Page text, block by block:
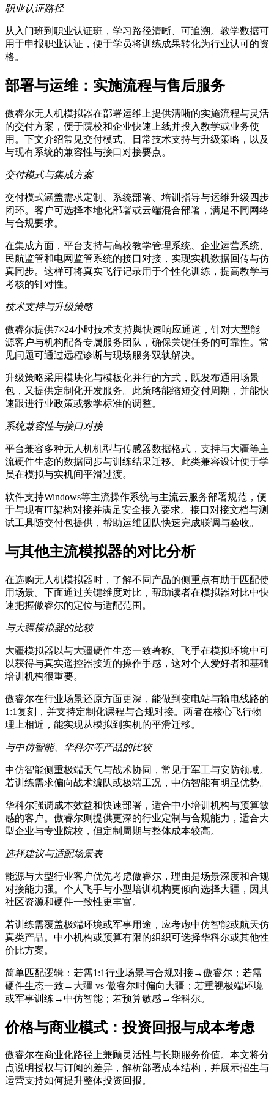
职业认证路径
从入门班到职业认证班，学习路径清晰、可追溯。教学数据可
用于申报职业认证，便于学员将训练成果转化为行业认可的资
格。
部署与运维：实施流程与售后服务
傲睿尔无人机模拟器在部署运维上提供清晰的实施流程与灵活
的交付方案，便于院校和企业快速上线并投入教学或业务使
用。下文介绍常见交付模式、日常技术支持与升级策略，以及
与现有系统的兼容性与接口对接要点。
交付模式与集成方案
交付模式涵盖需求定制、系统部署、培训指导与运维升级四步
闭环。客户可选择本地化部署或云端混合部署，满足不同网络
与合规要求。
在集成方面，平台支持与高校教学管理系统、企业运营系统、
民航监管和电网监管系统的接口对接，实现实机数据回传与仿
真同步。这样可将真实飞行记录用于个性化训练，提高教学与
考核的针对性。
技术支持与升级策略
傲睿尔提供7×24小时技术支持與快速响应通道，针对大型能
源客户与机构配备专属服务团队，确保关键任务的可靠性。常
见问题可通过远程诊断与现场服务双轨解决。
升级策略采用模块化与模板化并行的方式，既发布通用场景
包，又提供定制化开发服务。此策略能缩短交付周期，并能快
速跟进行业政策或教学标准的调整。
系统兼容性与接口对接
平台兼容多种无人机机型与传感器数据格式，支持与大疆等主
流硬件生态的数据同步与训练结果迁移。此类兼容设计便于学
员在模拟与实机间平滑过渡。
软件支持Windows等主流操作系统与主流云服务部署规范，便
于与现有IT架构对接并满足安全接入要求。接口对接文档与测
试工具随交付包提供，帮助运维团队快速完成联调与验收。
与其他主流模拟器的对比分析
在选购无人机模拟器时，了解不同产品的侧重点有助于匹配使
用场景。下面通过关键维度对比，帮助读者在模拟器对比中快
速把握傲睿尔的定位与适配范围。
与大疆模拟器的比较
大疆模拟器以与大疆硬件生态一致著称。飞手在模拟环境中可
以获得与真实遥控器接近的操作手感，这对个人爱好者和基础
培训机构很重要。
傲睿尔在行业场景还原方面更深，能做到变电站与输电线路的
1:1复刻，并支持定制化课程与合规对接。两者在核心飞行物
理上相近，能实现从模拟到实机的平滑迁移。
与中仿智能、华科尔等产品的比较
中仿智能侧重极端天气与战术协同，常见于军工与安防领域。
若训练需求偏向战术编队或极端工况，中仿智能有明显优势。
华科尔强调成本效益和快速部署，适合中小培训机构与预算敏
感的客户。傲睿尔则提供更深的行业定制与合规能力，适合大
型企业与专业院校，但定制周期与整体成本较高。
选择建议与适配场景表
能源与大型行业客户优先考虑傲睿尔，理由是场景深度和合规
对接能力强。个人飞手与小型培训机构更倾向选择大疆，因其
社区资源和硬件一致性更丰富。
若训练需覆盖极端环境或军事用途，应考虑中仿智能或航天仿
真类产品。中小机构或预算有限的组织可选择华科尔或其他性
价比方案。
简单匹配逻辑：若需1:1行业场景与合规对接→傲睿尔；若需
硬件生态一致→大疆 vs 傲睿尔时偏向大疆；若重视极端环境
或军事训练→中仿智能；若预算敏感→华科尔。
价格与商业模式：投资回报与成本考虑
傲睿尔在商业化路径上兼顾灵活性与长期服务价值。本文将分
点说明授权与订阅的差异，解析部署成本结构，并展示招生与
运营支持如何提升整体投资回报。